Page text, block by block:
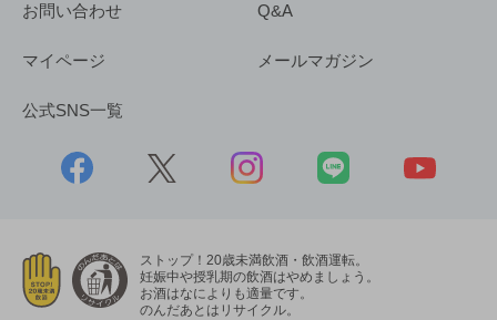
お問い合わせ Q&A
マイページ メールマガジン
公式SNS一覧
ストップ！20歳未満飲酒・飲酒運転。
妊娠中や授乳期の飲酒はやめましょう。
お酒はなによりも適量です。
のんだあとはリサイクル。